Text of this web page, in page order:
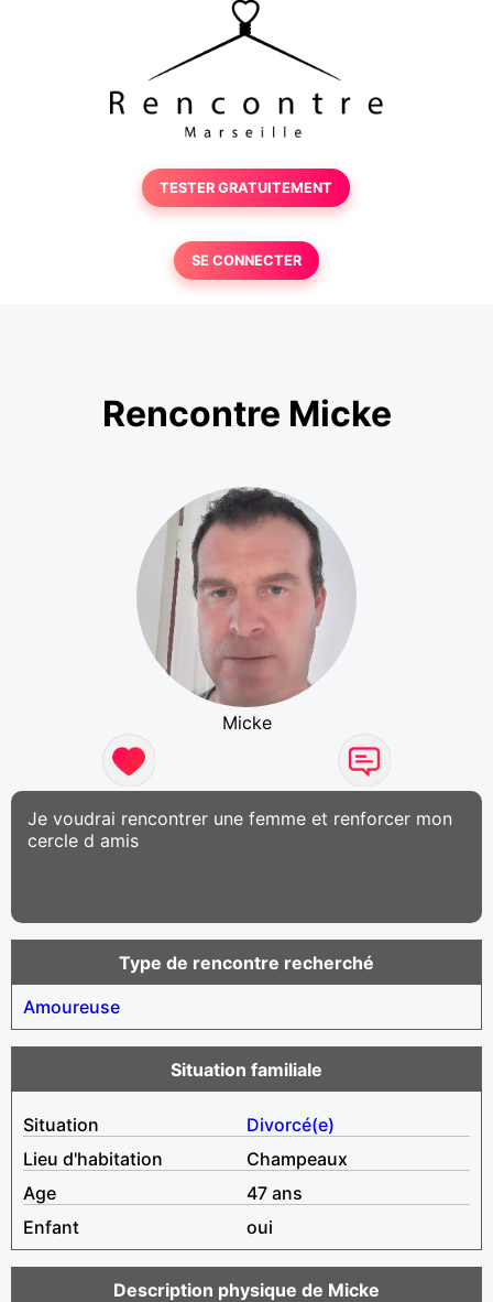
TESTER GRATUITEMENT
SE CONNECTER
Rencontre Micke
Micke
Je voudrai rencontrer une femme et renforcer mon
cercle d amis
Type de rencontre recherché
Amoureuse
Situation familiale
Situation
Divorcé(e)
Lieu d'habitation
Champeaux
Age
47 ans
Enfant
oui
Description physique de Micke